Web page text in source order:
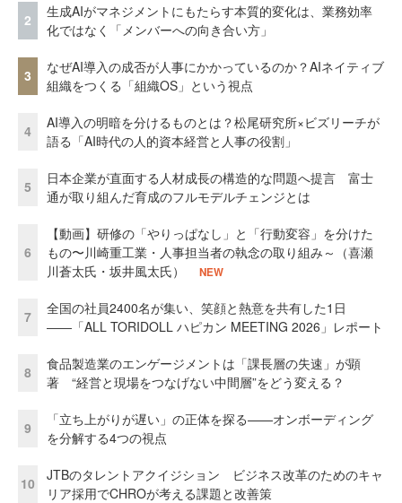
2
生成AIがマネジメントにもたらす本質的変化は、業務効率
化ではなく「メンバーへの向き合い方」
3
なぜAI導入の成否が人事にかかっているのか？AIネイティブ
組織をつくる「組織OS」という視点
4
AI導入の明暗を分けるものとは？松尾研究所×ビズリーチが
語る「AI時代の人的資本経営と人事の役割」
5
日本企業が直面する人材成長の構造的な問題へ提言 富士
通が取り組んだ育成のフルモデルチェンジとは
6
【動画】研修の「やりっぱなし」と「行動変容」を分けた
もの〜川崎重工業・人事担当者の執念の取り組み～（喜瀬
川蒼太氏・坂井風太氏）
NEW
7
全国の社員2400名が集い、笑顔と熱意を共有した1日
――「ALL TORIDOLL ハピカン MEETING 2026」レポート
8
食品製造業のエンゲージメントは「課長層の失速」が顕
著 “経営と現場をつなげない中間層”をどう変える？
9
「立ち上がりが遅い」の正体を探る——オンボーディング
を分解する4つの視点
10
JTBのタレントアクイジション ビジネス改革のためのキャ
リア採用でCHROが考える課題と改善策